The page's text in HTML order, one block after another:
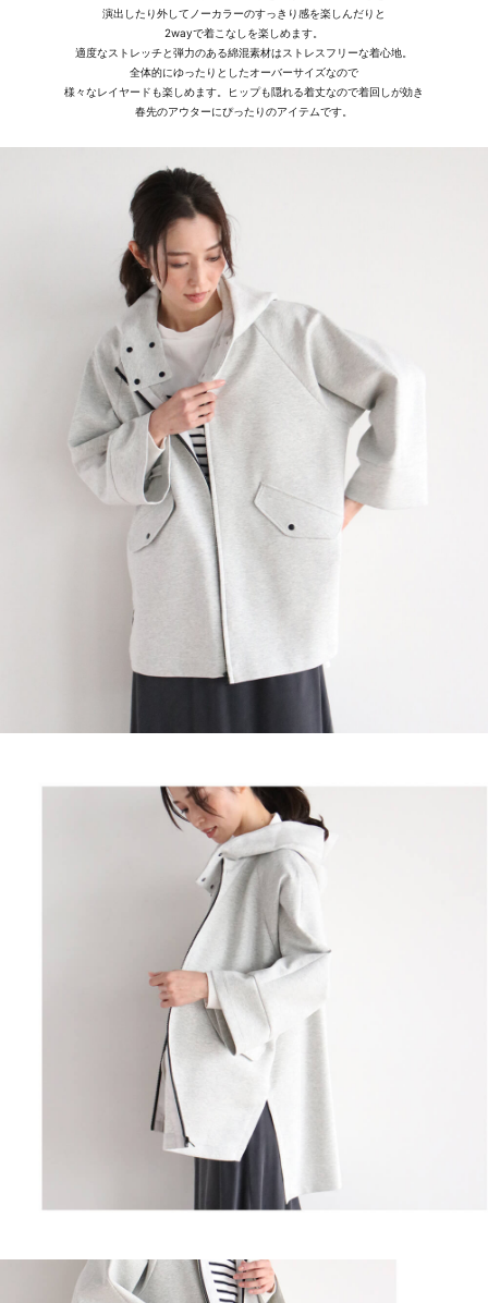
演出したり外してノーカラーのすっきり感を楽しんだりと
2wayで着こなしを楽しめます。
適度なストレッチと弾力のある綿混素材はストレスフリーな着心地。
全体的にゆったりとしたオーバーサイズなので
様々なレイヤードも楽しめます。ヒップも隠れる着丈なので着回しが効き
春先のアウターにぴったりのアイテムです。